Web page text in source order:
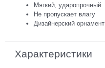
Мягкий, ударопрочный
Не пропускает влагу
Дизайнерский орнамент
Характеристики